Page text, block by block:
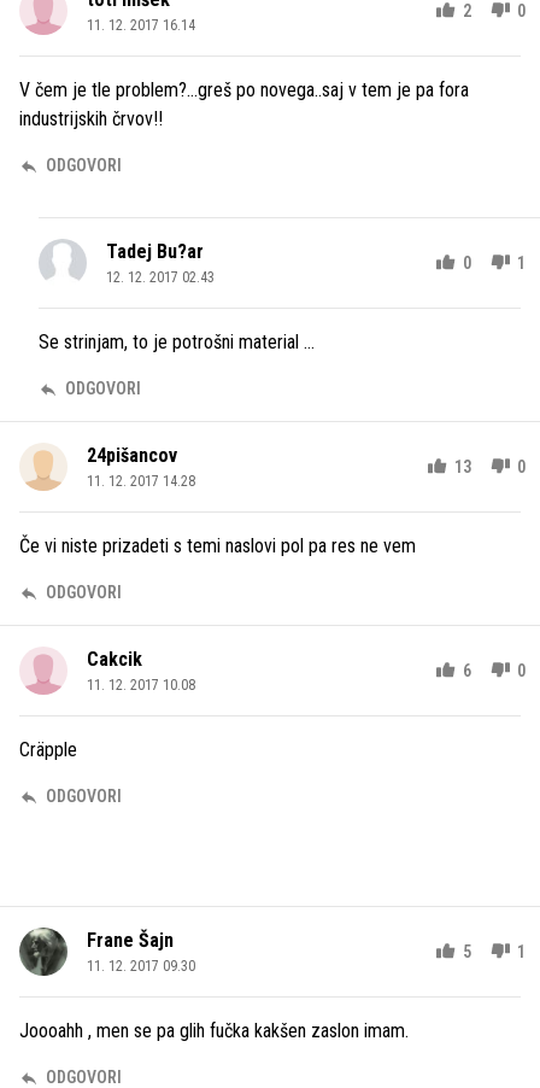
11. 12. 2017 16.14
2 0
V čem je tle problem?...greš po novega..saj v tem je pa fora
industrijskih črvov!!
ODGOVORI
Tadej Bu?ar
12. 12. 2017 02.43
0 1
Se strinjam, to je potrošni material ...
ODGOVORI
24pišancov
11. 12. 2017 14.28
13 0
Če vi niste prizadeti s temi naslovi pol pa res ne vem
ODGOVORI
Cakcik
11. 12. 2017 10.08
6 0
Cräpple
ODGOVORI
Frane Šajn
11. 12. 2017 09.30
5 1
Joooahh , men se pa glih fučka kakšen zaslon imam.
ODGOVORI